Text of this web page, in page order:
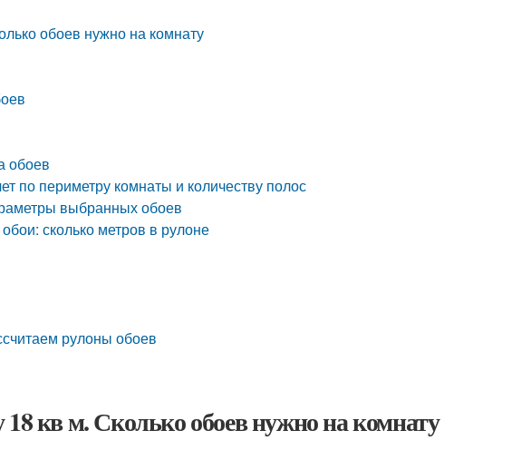
обоев нужно на комнату
обоев
по периметру комнаты и количеству полос
выбранных обоев
сколько метров в рулоне
рулоны обоев
кв м. Сколько обоев нужно на комнату